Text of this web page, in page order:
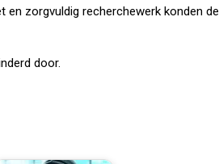
en zorgvuldig recherchewerk konden de
door.